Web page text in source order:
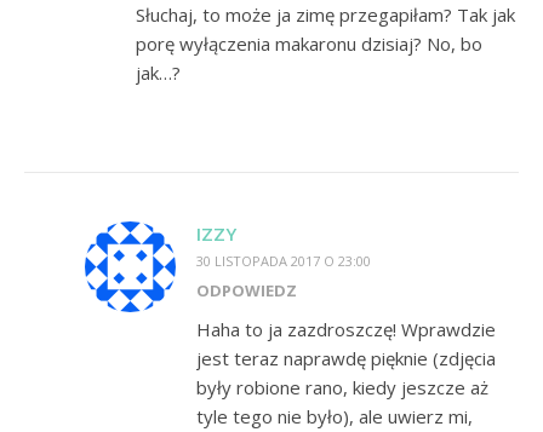
Słuchaj, to może ja zimę przegapiłam? Tak jak
porę wyłączenia makaronu dzisiaj? No, bo
jak…?
IZZY
30 LISTOPADA 2017 O 23:00
ODPOWIEDZ
Haha to ja zazdroszczę! Wprawdzie
jest teraz naprawdę pięknie (zdjęcia
były robione rano, kiedy jeszcze aż
tyle tego nie było), ale uwierz mi,